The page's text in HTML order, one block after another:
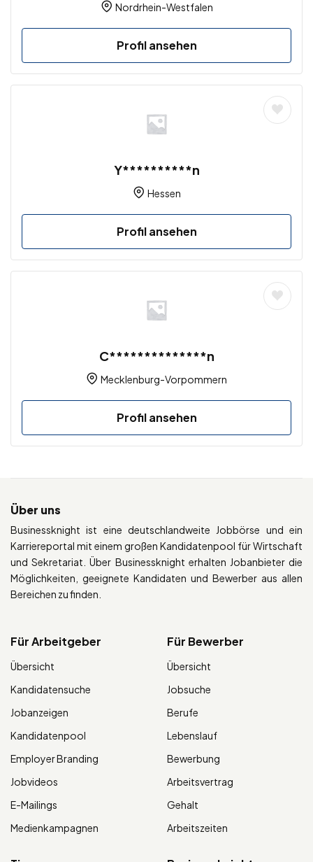
Nordrhein-Westfalen
Profil ansehen
Y**********n
Hessen
Profil ansehen
C**************n
Mecklenburg-Vorpommern
Profil ansehen
Über uns
Businessknight ist eine deutschlandweite Jobbörse und ein
Karriereportal mit einem großen Kandidatenpool für Wirtschaft
und Sekretariat. Über Businessknight erhalten Jobanbieter die
Möglichkeiten, geeignete Kandidaten und Bewerber aus allen
Bereichen zu finden.
Für Arbeitgeber
Übersicht
Kandidatensuche
Jobanzeigen
Kandidatenpool
Employer Branding
Jobvideos
E-Mailings
Medienkampagnen
Für Bewerber
Übersicht
Jobsuche
Berufe
Lebenslauf
Bewerbung
Arbeitsvertrag
Gehalt
Arbeitszeiten